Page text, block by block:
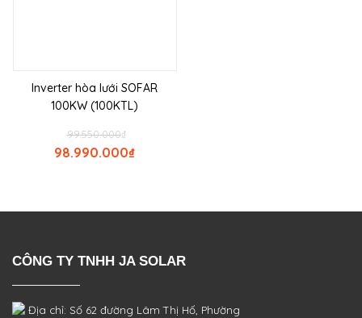
Inverter hòa lưới SOFAR
100KW (100KTL)
₫
99.550.000
₫
98.990.000
CÔNG TY TNHH JA SOLAR
Địa chỉ: Số 62 đường Lâm Thị Hố, Phường